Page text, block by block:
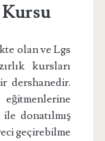
Kursu
olan ve Lgs
kursları
dershanedir.
donatılmış
geçirebilme